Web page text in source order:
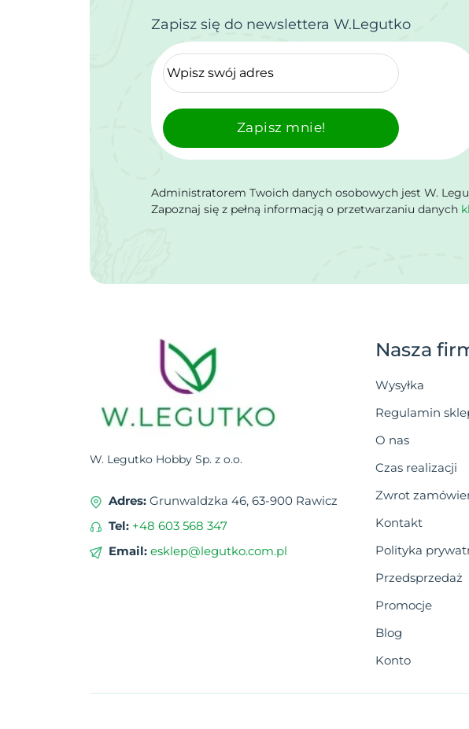
Zapisz się do newslettera W.Legutko
Zapisz mnie!
Administratorem Twoich danych osobowych jest W.
Zapoznaj się z pełną informacją o przetwarzaniu danych
W. Legutko Hobby Sp. z o.o.
Adres: Grunwaldzka 46, 63-900 Rawicz
Tel: +48 603 568 347
Email: esklep@legutko.com.pl
Nasza
Wysyłka
Regulamin
O nas
Czas realizacji
Zwrot
Kontakt
Polityka
Przedsprzedaż
Promocje
Blog
Konto